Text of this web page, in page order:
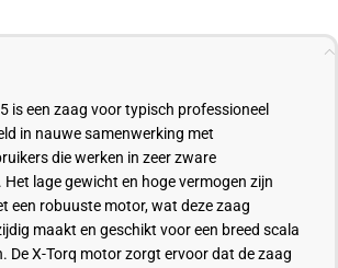
is een zaag voor typisch professioneel
in nauwe samenwerking met
die werken in zeer zware
lage gewicht en hoge vermogen zijn
een robuuste motor, wat deze zaag
maakt en geschikt voor een breed scala
De X-Torq motor zorgt ervoor dat de zaag